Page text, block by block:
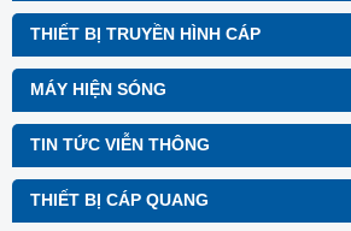
THIẾT BỊ TRUYỀN HÌNH CÁP
MÁY HIỆN SÓNG
TIN TỨC VIỄN THÔNG
THIẾT BỊ CÁP QUANG